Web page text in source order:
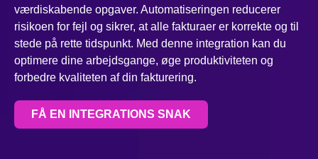
værdiskabende opgaver. Automatiseringen reducerer
risikoen for fejl og sikrer, at alle fakturaer er korrekte og til
stede på rette tidspunkt. Med denne integration kan du
optimere dine arbejdsgange, øge produktiviteten og
forbedre kvaliteten af din fakturering.
FÅ EN INTEGRATIONS SNAK